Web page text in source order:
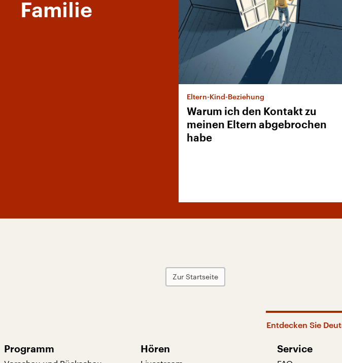
Familie
Eltern-Kind-Beziehung
Warum ich den Kontakt zu
meinen Eltern abgebrochen
habe
Zur Startseite
Entdecken Sie
Programm Hören Service